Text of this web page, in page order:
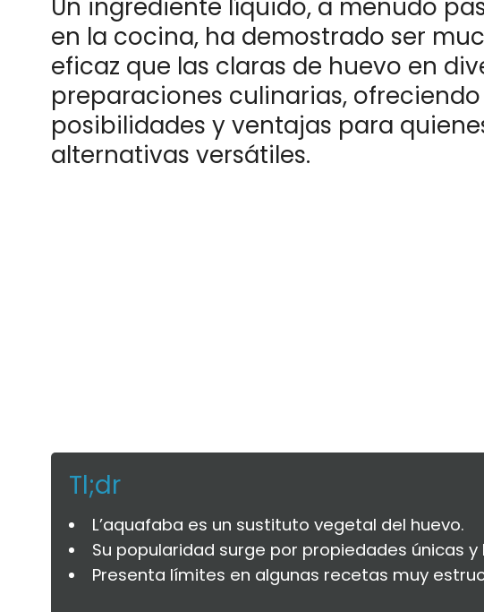
Un ingrediente líquido, a menudo
en la cocina, ha demostrado ser
eficaz que las claras de huevo en
preparaciones culinarias,
posibilidades y ventajas para
alternativas versátiles.
Tl;dr
L’aquafaba es un sustituto vegetal del huevo.
Su popularidad surge por propiedades únicas
Presenta límites en algunas recetas muy